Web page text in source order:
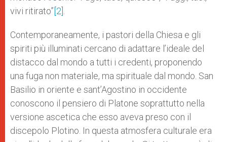
vivi ritirato” [2]
Contemporaneamente, i pastori della Chiesa e gli
spiriti più illuminati cercano di adattare l’ideale del
distacco dal mondo a tutti i credenti, proponendo
una fuga non materiale, ma spirituale dal mondo. San
Basilio in oriente e sant’Agostino in occidente
conoscono il pensiero di Platone soprattutto nella
versione ascetica che esso aveva preso con il
discepolo Plotino. In questa atmosfera culturale era